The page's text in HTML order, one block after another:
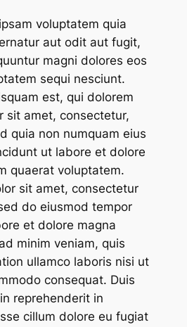
voluptatem quia
aut odit aut fugit,
magni dolores eos
sequi nesciunt.
est, qui dolorem
sit amet, consectetur,
quia non numquam eius
ut labore et dolore
quaerat voluptatem.
sit amet, consectetur
do eiusmod tempor
et dolore magna
minim veniam, quis
ullamco laboris nisi ut
consequat. Duis
reprehenderit in
cillum dolore eu fugiat